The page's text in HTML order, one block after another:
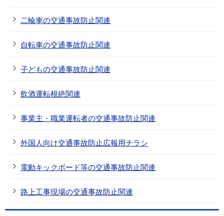
二輪車の交通事故防止関連
自転車の交通事故防止関連
子どもの交通事故防止関連
飲酒運転根絶関連
事業主・職業運転者の交通事故防止関連
外国人向け交通事故防止広報用チラシ
電動キックボード等の交通事故防止関連
路上工事現場の交通事故防止関連